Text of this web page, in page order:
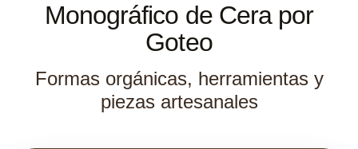
Monográfico de Cera por
Goteo
Formas orgánicas, herramientas y
piezas artesanales